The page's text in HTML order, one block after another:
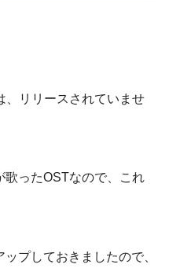
、リリースされていませ
歌ったOSTなので、これ
プしておきましたので、